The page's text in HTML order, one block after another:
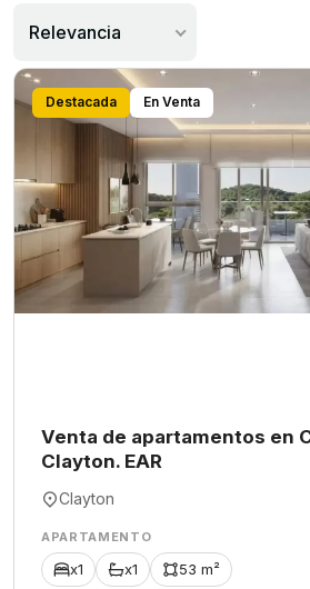
Relevancia
Destacada En Venta
Venta de apartamentos en
Clayton. EAR
Clayton
APARTAMENTO
x1 x1 53 m²